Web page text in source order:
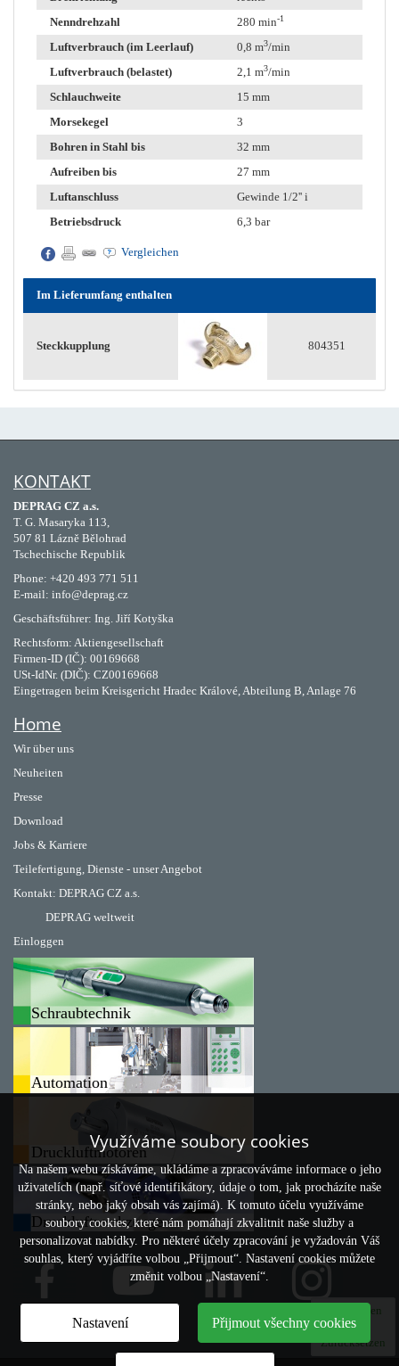
Nenndrehzahl
280 min-1
Luftverbrauch (im Leerlauf) 0,8 m3/min
Luftverbrauch (belastet)
2,1 m3/min
Schlauchweite
15 mm
Morsekegel
3
Bohren in Stahl bis
32 mm
Aufreiben bis
27 mm
Luftanschluss
Gewinde 1/2'' i
Betriebsdruck
6,3 bar
Vergleichen
Im Lieferumfang enthalten
Steckkupplung 804351
KONTAKT
DEPRAG CZ a.s.
T. G. Masaryka 113,
507 81 Lázně Bělohrad
Tschechische Republik
Phone: +420 493 771 511
E-mail: info@deprag.cz
Geschäftsführer: Ing. Jiří Kotyška
Rechtsform: Aktiengesellschaft
Firmen-ID (IČ): 00169668
USt-IdNr. (DIČ): CZ00169668
Eingetragen beim Kreisgericht Hradec Králové, Abteilung B, Anlage 76
Home
Wir über uns
Neuheiten
Presse
Download
Jobs & Karriere
Teilefertigung, Dienste - unser Angebot
Kontakt: DEPRAG CZ a.s.
DEPRAG weltweit
Einloggen
Schraubtechnik
Automation
Druckluftmotoren
Druckluftwerkzeuge
Vergleichen
0
Zurücksetzen
Využíváme soubory cookies
Na našem webu získáváme, ukládáme a zpracováváme informace o jeho
uživatelích (např. síťové identifikátory, údaje o tom, jak procházíte naše
stránky, nebo jaký obsah vás zajímá). K tomuto účelu využíváme
soubory cookies, které nám pomáhají zkvalitnit naše služby a
personalizovat nabídky. Pro některé účely zpracování je vyžadován Váš
souhlas, který vyjádříte volbou „Přijmout“. Nastavení cookies můžete
změnit volbou „Nastavení“.
Nastavení Přijmout všechny cookies